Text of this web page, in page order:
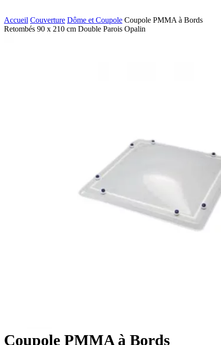
Accueil Couverture Dôme et Coupole Coupole PMMA à Bords
Retombés 90 x 210 cm Double Parois Opalin
Coupole PMMA à Bords